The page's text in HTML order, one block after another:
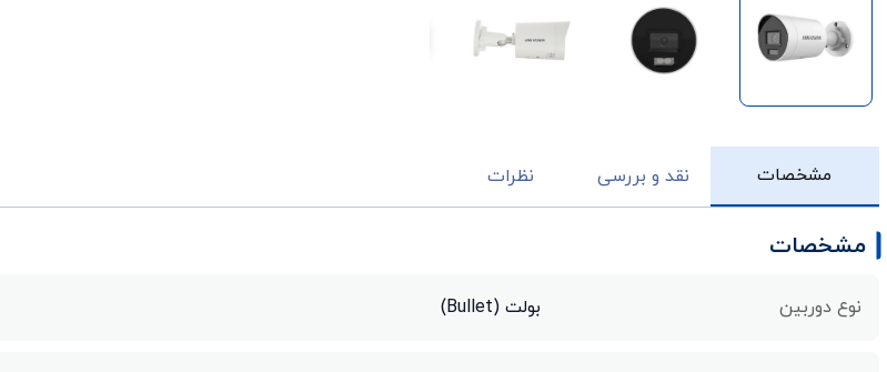
مشخصات نقد و بررسی نظرات
مشخصات
نوع دوربین بولت (Bullet)